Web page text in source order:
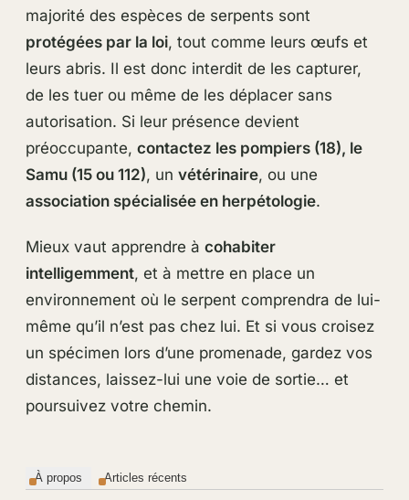
majorité des espèces de serpents sont
protégées par la loi, tout comme leurs œufs et
leurs abris. Il est donc interdit de les capturer,
de les tuer ou même de les déplacer sans
autorisation. Si leur présence devient
préoccupante, contactez les pompiers (18), le
Samu (15 ou 112), un vétérinaire, ou une
association spécialisée en herpétologie.
Mieux vaut apprendre à cohabiter
intelligemment, et à mettre en place un
environnement où le serpent comprendra de lui-
même qu’il n’est pas chez lui. Et si vous croisez
un spécimen lors d’une promenade, gardez vos
distances, laissez-lui une voie de sortie… et
poursuivez votre chemin.
À propos Articles récents